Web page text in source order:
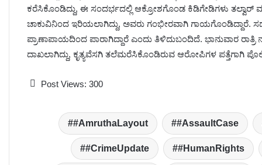
ಕರೆಸಿಕೊಂಡಿದ್ದು, ಈ ಸಂದರ್ಭದಲ್ಲಿ ಆಕ್ರೋಶಗೊಂಡ ಕಿಡಿಗೇಡಿಗಳು
ಚಾಕುವಿನಿಂದ ಇರಿಯಲಾಗಿದ್ದು, ಅವರು ಗಂಭೀರವಾಗಿ ಗಾಯಗೊಂಡಿದ್ದಾರೆ.
ಪ್ರಾಣಾಪಾಯದಿಂದ ಪಾರಾಗಿದ್ದಾರೆ ಎಂದು ತಿಳಿದುಬಂದಿದೆ. ಭಾನುವಾರ
ದಾಖಲಾಗಿದ್ದು, ಕೃತ್ಯವೆಸಗಿ ತಲೆಮರೆಸಿಕೊಂಡಿರುವ ಆರೋಪಿಗಳ ಪತ್ತೆಗಾಗಿ
Post Views: 300
#AmruthaLayout #AssaultCase
#CrimeUpdate #HumanRights